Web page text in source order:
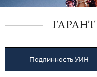
Подлинность УИН